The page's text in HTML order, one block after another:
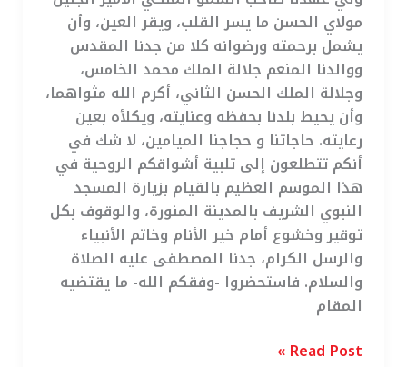
مولاي الحسن ما يسر القلب، ويقر العين، وأن
يشمل برحمته ورضوانه كلا من جدنا المقدس
ووالدنا المنعم جلالة الملك محمد الخامس،
وجلالة الملك الحسن الثاني، أكرم الله مثواهما،
وأن يحيط بلدنا بحفظه وعنايته، ويكلأه بعين
رعايته. حاجاتنا و حجاجنا الميامين، لا شك في
أنكم تتطلعون إلى تلبية أشواقكم الروحية في
هذا الموسم العظيم بالقيام بزيارة المسجد
النبوي الشريف بالمدينة المنورة، والوقوف بكل
توقير وخشوع أمام خير الأنام وخاتم الأنبياء
والرسل الكرام، جدنا المصطفى عليه الصلاة
والسلام. فاستحضروا -وفقكم الله- ما يقتضيه
المقام
Read Post »